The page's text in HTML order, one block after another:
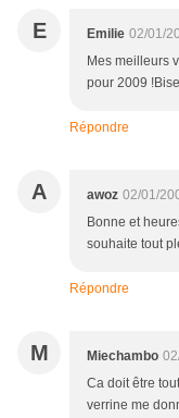
E Emilie 02/01/
Mes meilleurs
pour 2009
Répondre
A awoz 02/01/
Bonne et
souhaite tout
Répondre
M Miechambo
Ca doit être
verrine me